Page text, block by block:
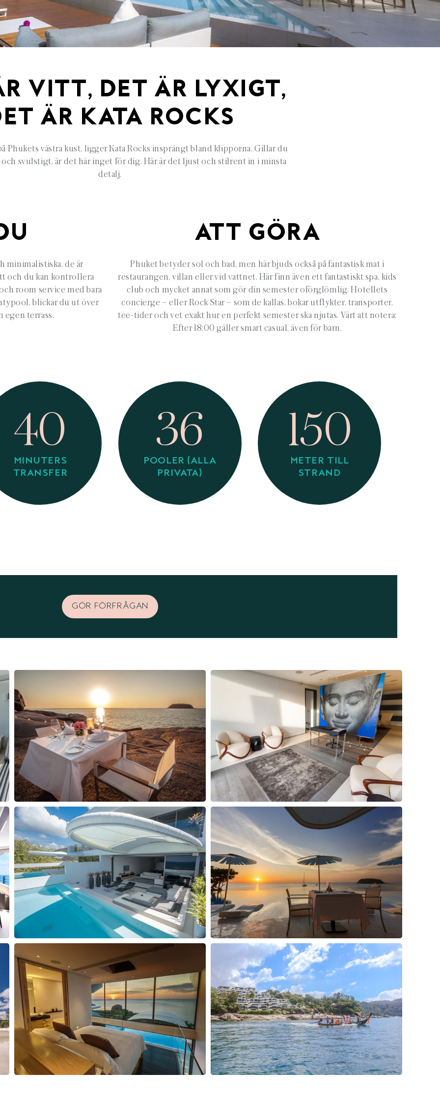
VITT, DET ÄR LYXIGT,
ÄR KATA ROCKS
Phukets västra kust, ligger Kata Rocks insprängt bland klipporna. Gillar du
svulstigt, är det här inget för dig. Här är det ljust och stilrent in i minsta
detalj.
minimalistiska, de är
och du kan kontrollera
room service med bara
blickar du ut över
egen terrass.
ATT GÖRA
Phuket betyder sol och bad, men här bjuds också på fantastisk mat i
restaurangen, villan eller vid vattnet. Här finn även ett fantastiskt spa, kids
club och mycket annat som gör din semester oförglömlig. Hotellets
concierge – eller Rock Star – som de kallas, bokar utflykter, transporter,
tee-tider och vet exakt hur en perfekt semester ska njutas. Värt att notera:
Efter 18:00 gäller smart casual, även för barn.
40
MINUTERS
TRANSFER
36
POOLER (ALLA
PRIVATA)
150
METER TILL
STRAND
GÖR FÖRFRÅGAN